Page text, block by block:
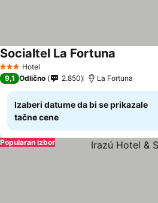
3 Zvezdice
Hotel
Socialtel La Fortuna
9,1 Odlično 2.850 La Fortuna
Izaberi datume da bi se prikazale
tačne cene
Popularan izbor